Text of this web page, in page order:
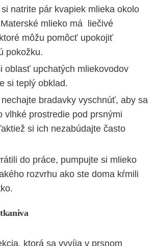
natrite pár kvapiek mlieka okolo
mlieko má liečivé
môžu pomôcť upokojiť
pokožku.
oblasť upchatých mliekovodov
si teplý obklad.
bradavky vyschnúť, aby sa
vlhké prostredie pod prsnými
si ich nezabúdajte často
do práce, pumpujte si mlieko
rozvrhu ako ste doma kŕmili
ktorá sa vyvíja v prsnom